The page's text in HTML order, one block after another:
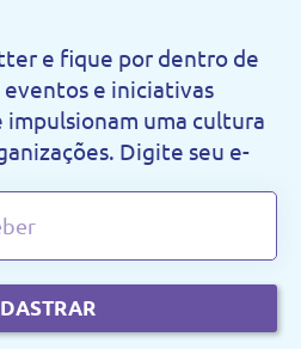
e fique por dentro de
e iniciativas
uma cultura
Digite seu e-